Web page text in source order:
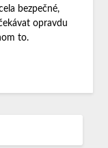
bezpečné,
opravdu
to.